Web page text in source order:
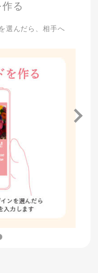
る
選んだら、相手へ